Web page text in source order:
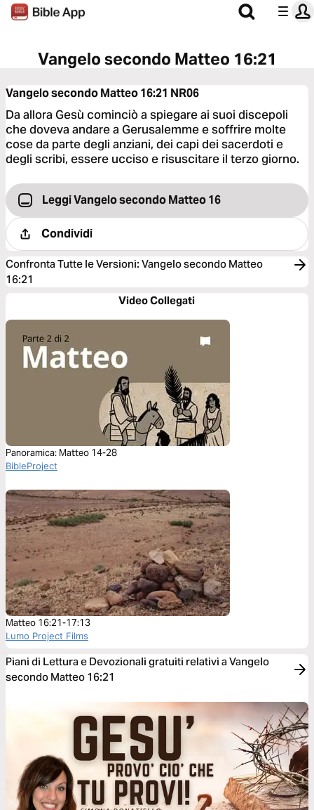
Vangelo secondo Matteo 16:21
Vangelo secondo Matteo 16:21 NR06
Da allora Gesù cominciò a spiegare ai suoi discepoli
che doveva andare a Gerusalemme e soffrire molte
cose da parte degli anziani, dei capi dei sacerdoti e
degli scribi, essere ucciso e risuscitare il terzo giorno.
Leggi Vangelo secondo Matteo 16
Condividi
Confronta Tutte le Versioni: Vangelo secondo Matteo
16:21
Video Collegati
Panoramica: Matteo 14-28
BibleProject
Matteo 16:21-17:13
Lumo Project Films
Piani di Lettura e Devozionali gratuiti relativi a Vangelo
secondo Matteo 16:21